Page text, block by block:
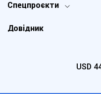
Спецпроєкти
Довідник
USD